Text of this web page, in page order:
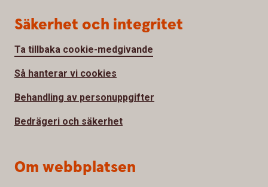
Säkerhet och integritet
Ta tillbaka cookie-medgivande
Så hanterar vi cookies
Behandling av personuppgifter
Bedrägeri och säkerhet
Om webbplatsen